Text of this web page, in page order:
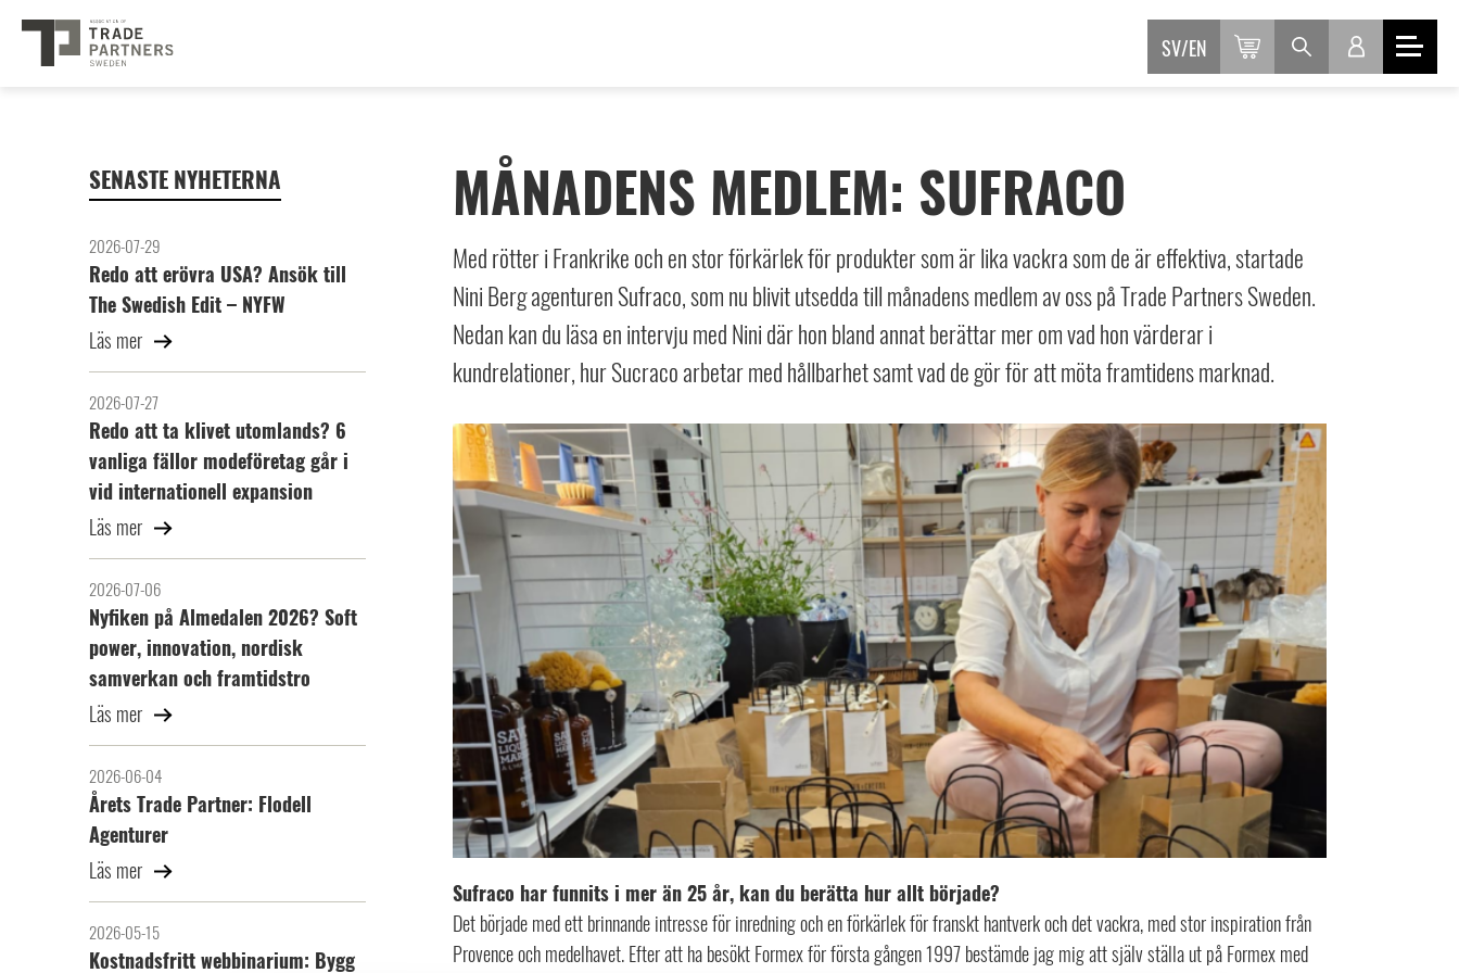
SV EN
SENASTE NYHETERNA
2026-07-29
Redo att erövra USA? Ansök till
The Swedish Edit – NYFW
Läs mer
2026-07-27
Redo att ta klivet utomlands? 6
vanliga fällor modeföretag går i
vid internationell expansion
Läs mer
2026-07-06
Nyfiken på Almedalen 2026? Soft
power, innovation, nordisk
samverkan och framtidstro
Läs mer
2026-06-04
Årets Trade Partner: Flodell
Agenturer
Läs mer
2026-05-15
Kostnadsfritt webbinarium: Bygg
MÅNADENS MEDLEM: SUFRACO
Med rötter i Frankrike och en stor förkärlek för produkter som är lika vackra som de är effektiva, startade
Nini Berg agenturen Sufraco, som nu blivit utsedda till månadens medlem av oss på Trade Partners Sweden.
Nedan kan du läsa en intervju med Nini där hon bland annat berättar mer om vad hon värderar i
kundrelationer, hur Sucraco arbetar med hållbarhet samt vad de gör för att möta framtidens marknad.
Sufraco har funnits i mer än 25 år, kan du berätta hur allt började?
Det började med ett brinnande intresse för inredning och en förkärlek för franskt hantverk och det vackra, med stor inspiration från
Provence och medelhavet. Efter att ha besökt Formex för första gången 1997 bestämde jag mig att själv ställa ut på Formex med